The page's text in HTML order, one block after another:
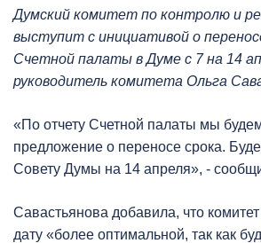
Думский комитет по контролю и
выступит с инициативой о
Счетной палаты в Думе с 7 на 14
руководитель комитета Ольга
«По отчету Счетной палаты мы
предложение о переносе срока.
Совету Думы на 14 апреля», -
Савастьянова добавила, что комитет
дату «более оптимальной, так как